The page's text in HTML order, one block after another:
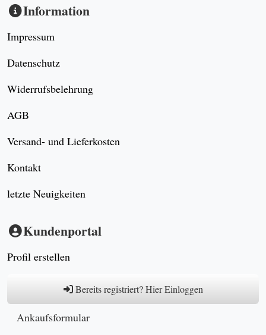
Information
Impressum
Datenschutz
Widerrufsbelehrung
AGB
Versand- und Lieferkosten
Kontakt
letzte Neuigkeiten
Kundenportal
Profil erstellen
Bereits registriert? Hier Einloggen
Ankaufsformular